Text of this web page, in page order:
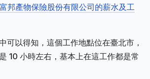
邦產物保險股份有限公司的薪水及工
可以得知，這個工作地點位在臺北市，
10 小時左右，基本上在這工作都是常